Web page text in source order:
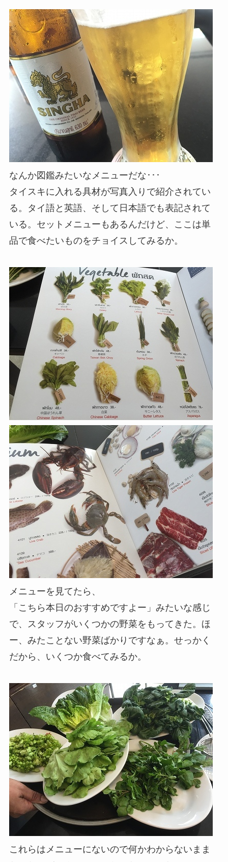
なんか図鑑みたいなメニューだな･･･
タイスキに入れる具材が写真入りで紹介されてい
る。タイ語と英語、そして日本語でも表記されて
いる。セットメニューもあるんだけど、ここは単
品で食べたいものをチョイスしてみるか。
メニューを見てたら、
「こちら本日のおすすめですよー」みたいな感じ
で、スタッフがいくつかの野菜をもってきた。ほ
ー、みたことない野菜ばかりですなぁ。せっかく
だから、いくつか食べてみるか。
これらはメニューにないので何かわからないまま